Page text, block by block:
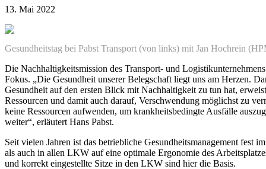
13. Mai 2022
Gesundheitstag bei Pabst Transport (von links) mit Jan Hochrein
Die Nachhaltigkeitsmission des Transport- und
Fokus. „Die Gesundheit unserer Belegschaft liegt uns am Herzen.
Gesundheit auf den ersten Blick mit Nachhaltigkeit zu tun hat,
Ressourcen und damit auch darauf, Verschwendung möglichst zu
keine Ressourcen aufwenden, um krankheitsbedingte Ausfälle
weiter“, erläutert Hans Pabst.
Seit vielen Jahren ist das betriebliche Gesundheitsmanagement
als auch in allen LKW auf eine optimale Ergonomie des
und korrekt eingestellte Sitze in den LKW sind hier die Basis.